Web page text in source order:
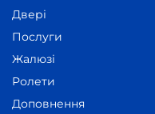
Двері
Послуги
Жалюзі
Ролети
Доповнення